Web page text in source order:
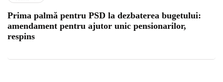
Prima palmă pentru PSD la dezbaterea bugetului:
amendament pentru ajutor unic pensionarilor,
respins